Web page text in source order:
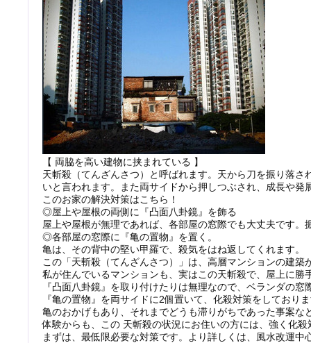
【 両脇を高い建物に挟まれている 】
天斬殺（てんざんさつ）と呼ばれます。天から刀を振り落
いと言われます。また両サイドから押しつぶされ、成長や発
このお家の解決対策はこちら！
◎屋上や屋根の両側に『凸面八卦鏡』を飾る
屋上や屋根が無理であれば、各部屋の窓際でも大丈夫です
◎各部屋の窓際に『亀の置物』を置く。
亀は、その背中の堅い甲羅で、殺気をはね返してくれます。
この「天斬殺（てんざんさつ）」は、高層マンションの建
私が住んでいるマンションも、実はこの天斬殺で、屋上に勝
『凸面八卦鏡』を取り付けたりは無理なので、ベランダの窓
『亀の置物』を両サイドに2個置いて、化殺対策をしており
亀のおかげもあり、それまでどうも滞りがちであった事案
体験からも、この 天斬殺の状況にお住いの方には、強く化
まずは、最低限必要な対策です。より詳しくは、風水改運